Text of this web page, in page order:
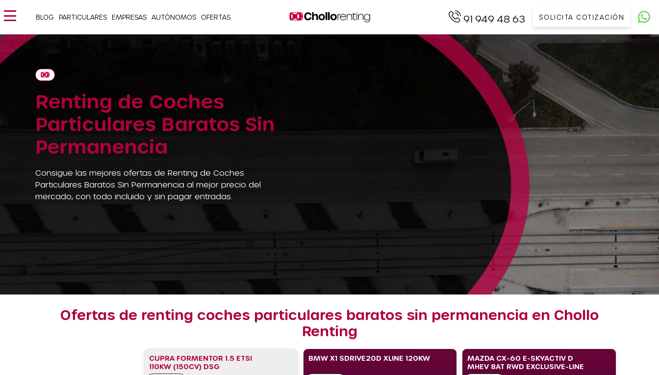
BLOG PARTICULARES EMPRESAS AUTÓNOMOS OFERTAS 91 949 48 63 SOLICITA COTIZACIÓN
Renting de Coches
Particulares Baratos Sin
Permanencia
Consigue las mejores ofertas de Renting de Coches
Particulares Baratos Sin Permanencia al mejor precio del
mercado, con todo incluido y sin pagar entradas.
Ofertas de renting coches particulares baratos sin permanencia en Chollo
Renting
CUPRA FORMENTOR 1.5 ETSI
110KW (150CV) DSG
BMW X1 SDRIVE20D XLINE 120KW
MAZDA CX-60 E-SKYACTIV D
MHEV 8AT RWD EXCLUSIVE-LINE